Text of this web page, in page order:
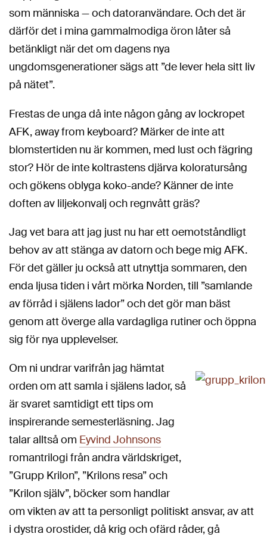
som människa — och datoranvändare. Och det är
därför det i mina gammalmodiga öron låter så
betänkligt när det om dagens nya
ungdomsgenerationer sägs att ”de lever hela sitt liv
på nätet”.
Frestas de unga då inte någon gång av lockropet
AFK, away from keyboard? Märker de inte att
blomstertiden nu är kommen, med lust och fägring
stor? Hör de inte koltrastens djärva koloratursång
och gökens oblyga koko-ande? Känner de inte
doften av liljekonvalj och regnvått gräs?
Jag vet bara att jag just nu har ett oemotståndligt
behov av att stänga av datorn och bege mig AFK.
För det gäller ju också att utnyttja sommaren, den
enda ljusa tiden i vårt mörka Norden, till ”samlande
av förråd i själens lador” och det gör man bäst
genom att överge alla vardagliga rutiner och öppna
sig för nya upplevelser.
Om ni undrar varifrån jag hämtat
orden om att samla i själens lador, så
är svaret samtidigt ett tips om
inspirerande semesterläsning. Jag
talar alltså om Eyvind Johnsons
romantrilogi från andra världskriget,
”Grupp Krilon”, ”Krilons resa” och
”Krilon själv”, böcker som handlar
om vikten av att ta personligt politiskt ansvar, av att
i dystra orostider, då krig och ofärd råder, gå